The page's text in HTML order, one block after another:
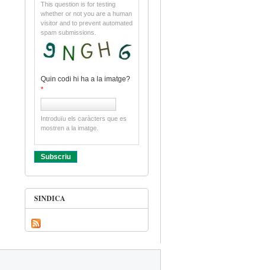
This question is for testing
whether or not you are a human
visitor and to prevent automated
spam submissions.
Quin codi hi ha a la imatge?
*
Introduïu els caràcters que es
mostren a la imatge.
SINDICA